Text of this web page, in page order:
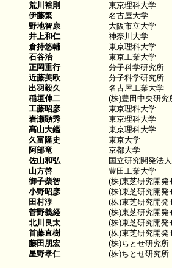
荒川裕則
東京理科大学
伊藤繁
名古屋大学
野地智康
大阪市立大学
井上和仁
神奈川大学
倉持悠輔
東京理科大学
石谷治
東京工業大学
正岡重行
分子科学研究所
近藤美欧
分子科学研究所
出羽毅久
名古屋工業大学
稲垣伸二
(株)豊田中央研究
工藤昭彦
東京理科大学
岩瀬顕秀
東京理科大学
髙山大鑑
東京理科大学
久富隆史
東京大学
阿部竜
京都大学
佐山和弘
国立研究開発法
山方啓
豊田工業大学
御子柴智
(株)東芝研究開発
小野昭彦
(株)東芝研究開発
田村淳
(株)東芝研究開発
菅野義経
(株)東芝研究開発
北川良太
(株)東芝研究開発
首藤直樹
(株)東芝研究開発
藤田朋宏
(株)ちとせ研究所
星野孝仁
(株)ちとせ研究所